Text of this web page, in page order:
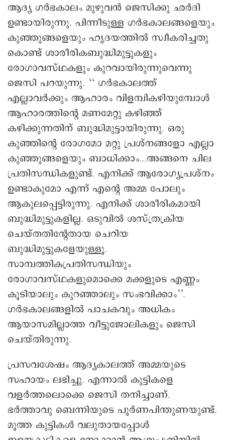
ആദ്യ ഗർഭകാലം മുഴുവൻ ജെസിക്കു ഛർദി
ഉണ്ടായിരുന്നു. പിന്നീടുള്ള ഗർഭകാലങ്ങളെയും
കുഞ്ഞുങ്ങളെയും ഹൃദയത്തിൽ സ്വീകരിച്ചതു
കൊണ്ട് ശാരീരികബുദ്ധിമുട്ടുകളും
രോഗാവസ്ഥകളും കുറവായിരുന്നുവെന്നു
ജെസി പറയുന്നു. ‘‘ ഗർഭകാലത്ത്
എല്ലാവർക്കും ആഹാരം വിളമ്പികഴിയുമ്പോൾ
ആഹാരത്തിന്റെ മണമേറ്റു കഴിഞ്ഞ്
കഴിക്കുന്നതിന് ബുദ്ധിമുട്ടായിരുന്നു. ഒരു
കുഞ്ഞിന്റെ രോഗമോ മറ്റു പ്രശ്നങ്ങളോ എല്ലാ
കുഞ്ഞുങ്ങളെയും ബാധിക്കാം...അങ്ങനെ ചില
പ്രതിസന്ധികളുണ്ട്. എനിക്ക് ആരോഗ്യപ്രശ്നം
ഉണ്ടാകുമോ എന്ന് എന്റെ അമ്മ പോലും
ആകുലപ്പെട്ടിരുന്നു. എനിക്ക് ശാരീരികമായി
ബുദ്ധിമുട്ടുകളില്ല. ഒടുവിൽ ശസ്ത്രക്രിയ
ചെയ്തതിന്റേതായ ചെറിയ
ബുദ്ധിമുട്ടുകളേയുള്ളൂ.
സാമ്പത്തികപ്രതിസന്ധിയും
രോഗാവസ്ഥകളുമൊക്കെ മക്കളുടെ എണ്ണം
കൂടിയാലും കുറഞ്ഞാലും സംഭവിക്കാം’’.
ഗർഭകാലങ്ങളിൽ പാചകവും അധികം
ആയാസമില്ലാത്ത വീട്ടുജോലികളും ജെസി
ചെയ്തിരുന്നു.
പ്രസവശേഷം ആദ്യകാലത്ത് അമ്മയുടെ
സഹായം ലഭിച്ചു. എന്നാൽ കുട്ടികളെ
വളർത്തലൊക്കെ ജെസി തനിച്ചാണ്.
ഭർത്താവു ബെന്നിയുടെ പൂർണപിന്തുണയുണ്ട്.
മൂത്ത കുട്ടികൾ വലുതായപ്പോൾ